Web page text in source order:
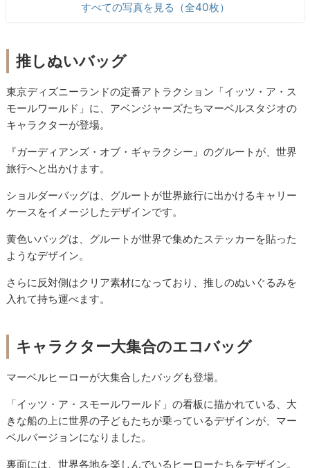
すべての写真を見る（全40枚）
推しぬいバッグ
東京ディズニーランドの定番アトラクション「イッツ・ア・ス
モールワールド」に、アベンジャーズたちマーベルスタジオの
キャラクターが登場。
『ガーディアンズ・オブ・ギャラクシー』のグルートが、世界
旅行へと出かけます。
ショルダーバッグは、グルートが世界旅行に出かけるキャリー
ケースをイメージしたデザインです。
黄色いバッグは、グルートが世界で集めたステッカーを貼った
ようなデザイン。
さらに反対側はクリア素材になっており、推しのぬいぐるみを
入れて持ち運べます。
キャラクター大集合のエコバッグ
マーベルヒーローが大集合したバッグも登場。
「イッツ・ア・スモールワールド」の看板に描かれている、大
きな船の上に世界の子どもたちが乗っているデザインが、マー
ベルバージョンになりました。
裏面には、世界各地を楽しんでいるヒーローたちをデザイン。